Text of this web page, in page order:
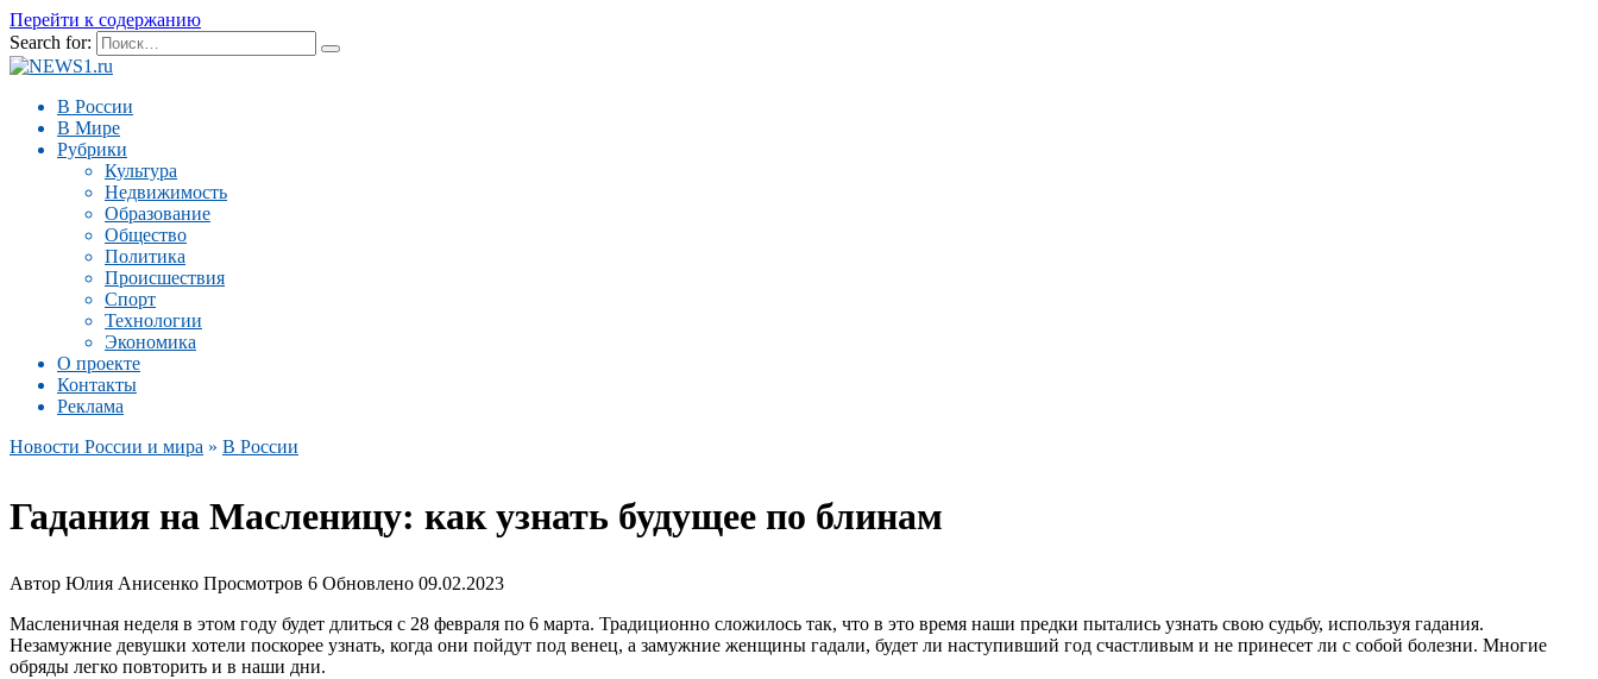
Перейти к содержанию
Search for:
В России
В Мире
Рубрики
Культура
Недвижимость
Образование
Общество
Политика
Происшествия
Спорт
Технологии
Экономика
О проекте
Контакты
Реклама
Новости России и мира » В России
Гадания на Масленицу: как узнать будущее по блинам
Автор Юлия Анисенко Просмотров 6 Обновлено 09.02.2023
Масленичная неделя в этом году будет длиться с 28 февраля по 6 марта. Традиционно сложилось так, что в это время наши предки пытались узнать свою судьбу, используя гадания.
Незамужние девушки хотели поскорее узнать, когда они пойдут под венец, а замужние женщины гадали, будет ли наступивший год счастливым и не принесет ли с собой болезни. Многие
обряды легко повторить и в наши дни.